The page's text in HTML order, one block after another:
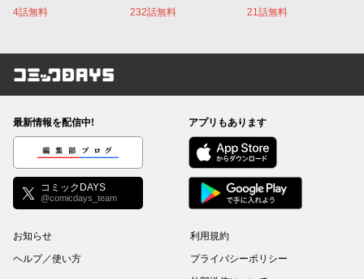
4話無料 232話無料 21話無料
コミックDAYS
最新情報を配信中!
編集部ブログ
コミックDAYS
@comicdays_team
アプリもあります
お知らせ
ヘルプ／使い方
利用規約
プライバシーポリシー